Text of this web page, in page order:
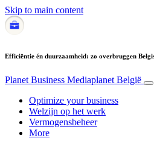
Skip to main content
Efficiëntie én duurzaamheid: zo overbruggen
Planet Business Mediaplanet België
Optimize your business
Welzijn op het werk
Vermogensbeheer
More